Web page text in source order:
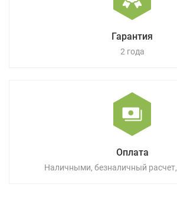
Гарантия
2 года
Оплата
Наличными, безналичный расчет,